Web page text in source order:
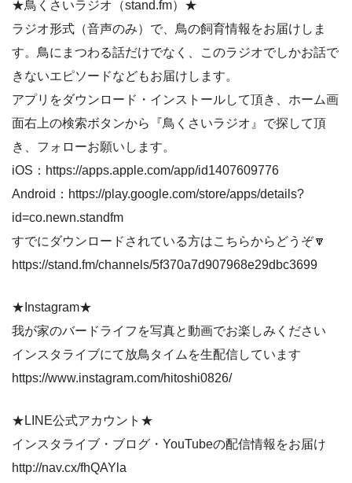
★鳥くさいラジオ（stand.fm）★
ラジオ形式（音声のみ）で、鳥の飼育情報をお届けしま
す。鳥にまつわる話だけでなく、このラジオでしかお話で
きないエピソードなどもお届けします。
アプリをダウンロード・インストールして頂き、ホーム画
面右上の検索ボタンから『鳥くさいラジオ』で探して頂
き、フォローお願いします。
iOS：https://apps.apple.com/app/id1407609776
Android：https://play.google.com/store/apps/details?
id=co.newn.standfm
すでにダウンロードされている方はこちらからどうぞ🔽
https://stand.fm/channels/5f370a7d907968e29dbc3699
★Instagram★
我が家のバードライフを写真と動画でお楽しみください
インスタライブにて放鳥タイムを生配信しています
https://www.instagram.com/hitoshi0826/
★LINE公式アカウント★
インスタライブ・ブログ・YouTubeの配信情報をお届け
http://nav.cx/fhQAYla